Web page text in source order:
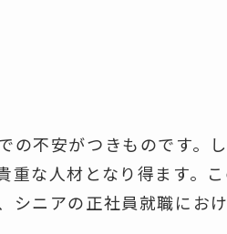
の不安がつきものです。
重な人材となり得ます。
シニアの正社員就職にお